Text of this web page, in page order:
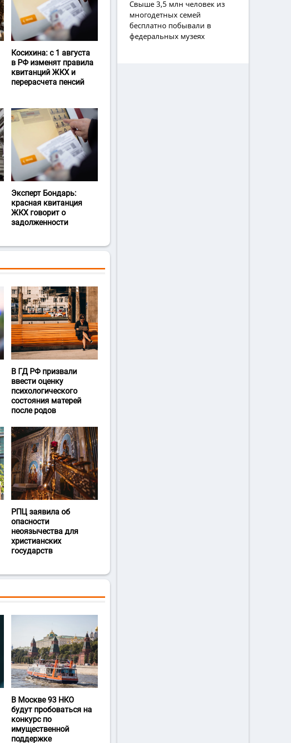
Косихина: с 1 августа
в РФ изменят правила
квитанций ЖКХ и
перерасчета пенсий
Эксперт Бондарь:
красная квитанция
ЖКХ говорит о
задолженности
В ГД РФ призвали
ввести оценку
психологического
состояния матерей
после родов
РПЦ заявила об
опасности
неоязычества для
христианских
государств
В Москве 93 НКО
будут пробоваться на
конкурс по
имущественной
поддержке
Свыше 3,5 млн человек из
многодетных семей
бесплатно побывали в
федеральных музеях